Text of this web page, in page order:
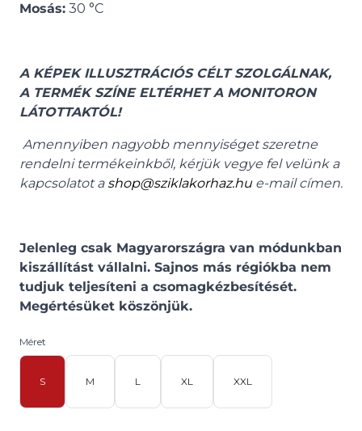
Mosás: 30 °C
A KÉPEK ILLUSZTRÁCIÓS CÉLT SZOLGÁLNAK,
A TERMÉK SZÍNE ELTÉRHET A MONITORON
LÁTOTTAKTÓL!
Amennyiben nagyobb mennyiséget szeretne
rendelni termékeinkből, kérjük vegye fel velünk a
kapcsolatot a shop@sziklakorhaz.hu e-mail címen.
Jelenleg csak Magyarországra van módunkban
kiszállítást vállalni. Sajnos más régiókba nem
tudjuk teljesíteni a csomagkézbesítését.
Megértésüket köszönjük.
Méret
S M L XL XXL